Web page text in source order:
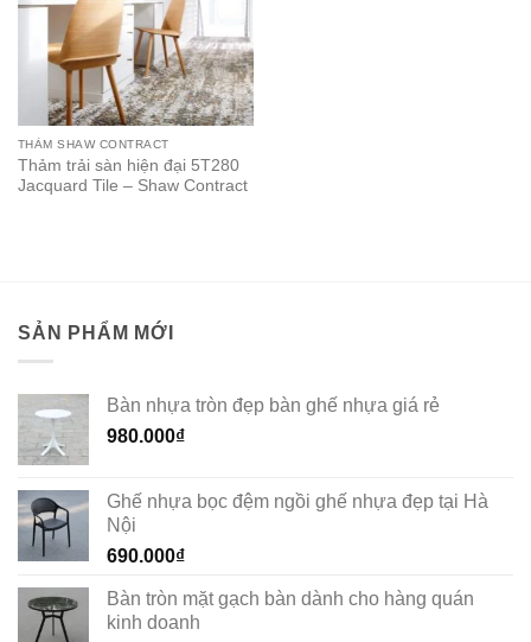
THẢM SHAW CONTRACT
Thảm trải sàn hiện đại 5T280
Jacquard Tile – Shaw Contract
SẢN PHẨM MỚI
Bàn nhựa tròn đẹp bàn ghế nhựa giá rẻ
980.000₫
Ghế nhựa bọc đệm ngồi ghế nhựa đẹp tại Hà
Nội
690.000₫
Bàn tròn mặt gạch bàn dành cho hàng quán
kinh doanh